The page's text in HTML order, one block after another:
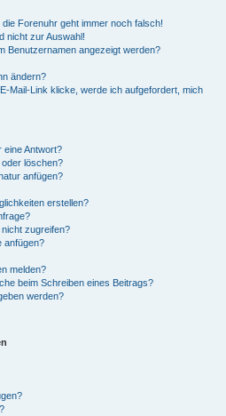
Forenuhr geht immer noch falsch!
nicht zur Auswahl!
Benutzernamen angezeigt werden?
ändern?
Mail-Link klicke, werde ich aufgefordert, mich
eine Antwort?
löschen?
anfügen?
erstellen?
zugreifen?
anfügen?
melden?
beim Schreiben eines Beitrags?
werden?